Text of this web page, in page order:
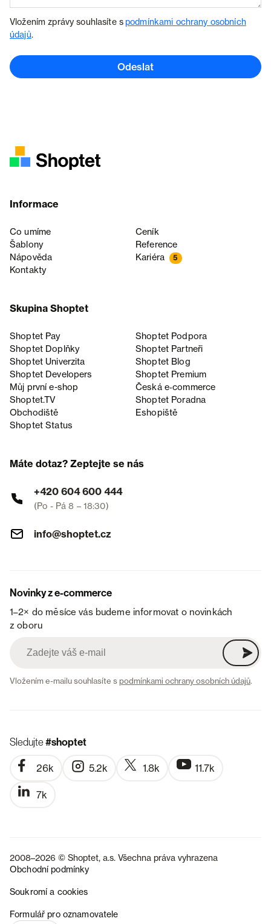
Vložením zprávy souhlasíte spodmínkami ochrany osobních
údajů.
Odeslat
Informace
Co umíme
Ceník
Šablony
Reference
Nápověda
Kariéra 5
Kontakty
Skupina Shoptet
Shoptet Pay
Shoptet Podpora
Shoptet Doplňky
Shoptet Partneři
Shoptet Univerzita
Shoptet Blog
Shoptet Developers
Shoptet Premium
Můj první e-shop
Česká e‑commerce
Shoptet.TV
Shoptet Poradna
Obchodiště
Eshopiště
Shoptet Status
Máte dotaz? Zeptejte se nás
+420 604 600 444
(Po - Pá 8 – 18:30)
info@shoptet.cz
Novinky z e-commerce
1–2× do měsíce vás budeme informovat o novinkách
z oboru
Vložením e-mailu souhlasíte spodmínkami ochrany osobních údajů.
Sledujte#shoptet
26k 5.2k 1.8k 11.7k
7k
2008–2026 © Shoptet, a.s. Všechna práva vyhrazena
Obchodní podmínky
Soukromí a cookies
Formulář pro oznamovatele